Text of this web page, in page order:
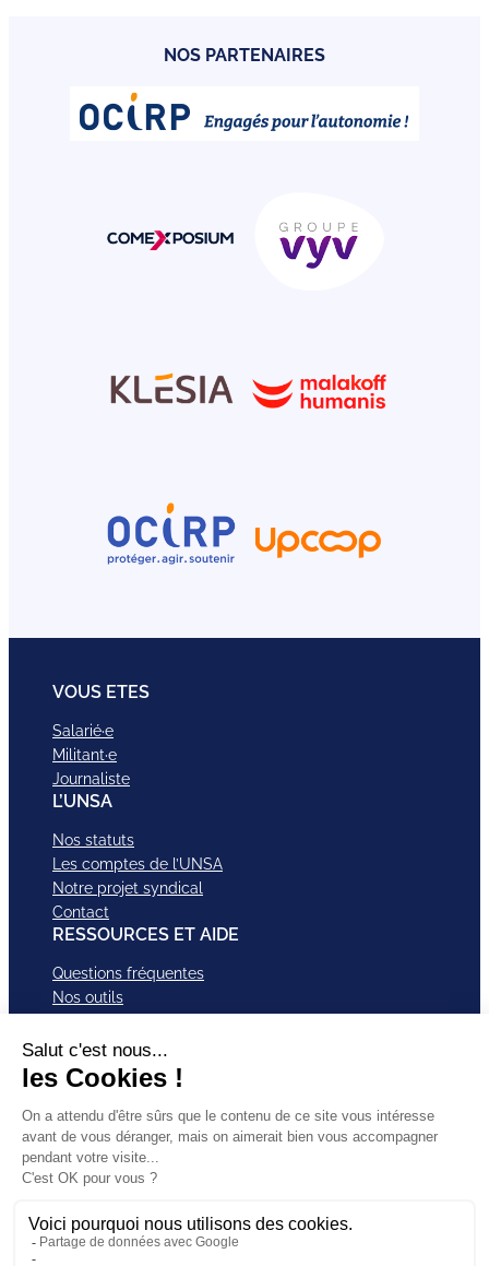
NOS PARTENAIRES
VOUS ETES
Salarié·e
Militant·e
Journaliste
L’UNSA
Nos statuts
Les comptes de l’UNSA
Notre projet syndical
Contact
RESSOURCES ET AIDE
Questions fréquentes
Nos outils
Nos structures et services
Je VEUX Adhérer
ABonnez-vous à nos newsletter
Mentions légales
Politique de
Facebook